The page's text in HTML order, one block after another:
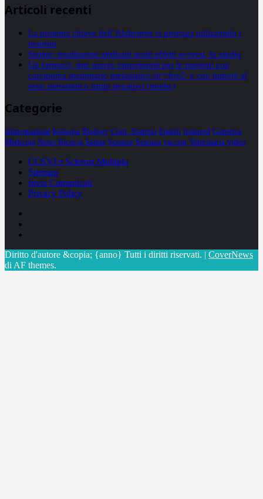
Articoli recenti
La proteina chiave dell’Alzheimer si propaga utilizzando i
neuroni
Statine: inutilmente attribuiti molti effetti avversi, lo studio
Un farmaco, due nuove opportunità per le pazienti con
carcinoma mammario metastatico hr+/her2- e con tumore al
seno metastatico triplo negativo (mtnbc)
Categorie
alimentazione biologia Biology Com. Stampa Epatiti featured Genetica
Medicina News Ricerca Salute Science Scienza vaccini Veterinaria video
CCSVI e Sclerosi Multipla
Sitemap
Invia Comunicati
Privacy Policy
Diritto d'autore &copia; {anno} Tutti i diritti riservati. | CoverNews
di AF themes.